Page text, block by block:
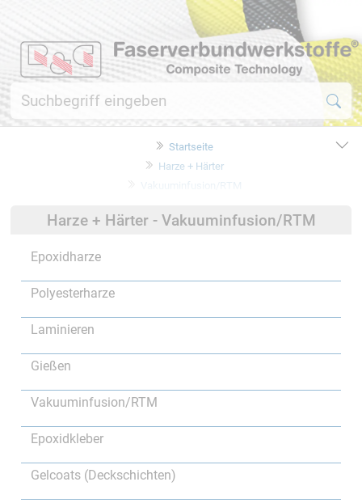
Startseite
Harze + Härter
Vakuuminfusion/RTM
Harze + Härter - Vakuuminfusion/RTM
Epoxidharze
Polyesterharze
Laminieren
Gießen
Vakuuminfusion/RTM
Epoxidkleber
Gelcoats (Deckschichten)